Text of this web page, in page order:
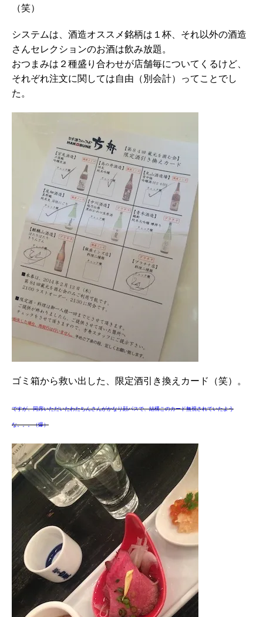
（笑）
システムは、酒造オススメ銘柄は１杯、それ以外の酒造
さんセレクションのお酒は飲み放題。
おつまみは２種盛り合わせが店舗毎についてくるけど、
それぞれ注文に関しては自由（別会計）ってことでし
た。
ゴミ箱から救い出した、限定酒引き換えカード（笑）。
ですが、同席いただいたわたちんさんがかなり顔パスで、結構このカード無視されていたよう
な。。。（爆）